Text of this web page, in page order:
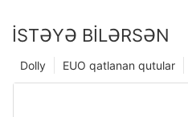
İSTƏYƏ BILƏRSƏN
EUO qatlanan qutular
Dolly